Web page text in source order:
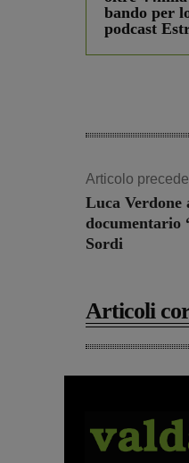
bando per
podcast
Articolo
Luca
documentario
Sordi
Articoli